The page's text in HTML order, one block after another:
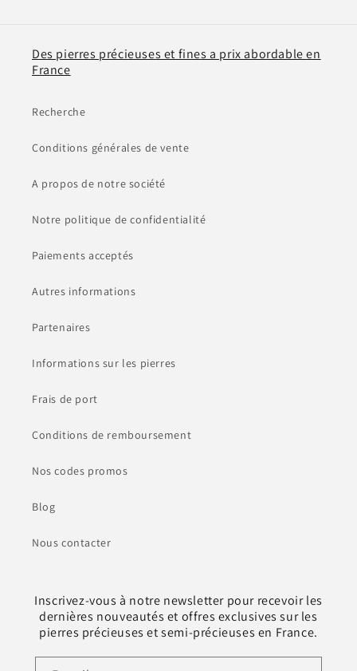
Des pierres précieuses et fines a prix abordable en
France
Recherche
Conditions générales de vente
A propos de notre société
Notre politique de confidentialité
Paiements acceptés
Autres informations
Partenaires
Informations sur les pierres
Frais de port
Conditions de remboursement
Nos codes promos
Blog
Nous contacter
Inscrivez-vous à notre newsletter pour recevoir les
dernières nouveautés et offres exclusives sur les
pierres précieuses et semi-précieuses en France.